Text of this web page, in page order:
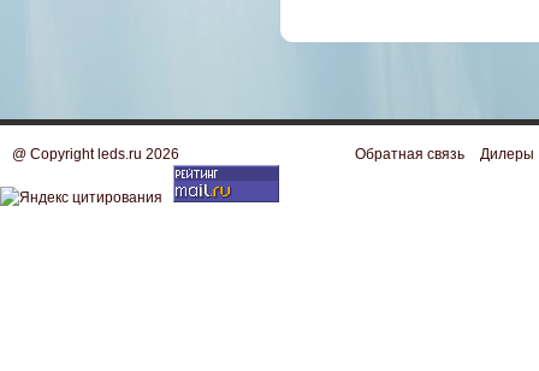
@ Copyright leds.ru 2026 Обратная связь Дилеры